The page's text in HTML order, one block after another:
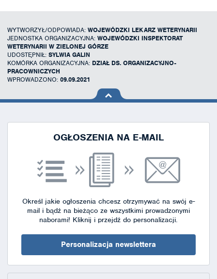
WYTWORZYŁ/ODPOWIADA: WOJEWÓDZKI LEKARZ WETERYNARII
JEDNOSTKA ORGANIZACYJNA: WOJEWÓDZKI INSPEKTORAT
WETERYNARII W ZIELONEJ GÓRZE
UDOSTĘPNIŁ: SYLWIA GALIN
KOMÓRKA ORGANIZACYJNA: DZIAŁ DS. ORGANIZACYJNO-
PRACOWNICZYCH
WPROWADZONO: 09.09.2021
na górę
OGŁOSZENIA NA E-MAIL
Określ jakie ogłoszenia chcesz otrzymywać na swój e-
mail i bądź na bieżąco ze wszystkimi prowadzonymi
naborami! Kliknij i przejdź do personalizacji.
Personalizacja newslettera